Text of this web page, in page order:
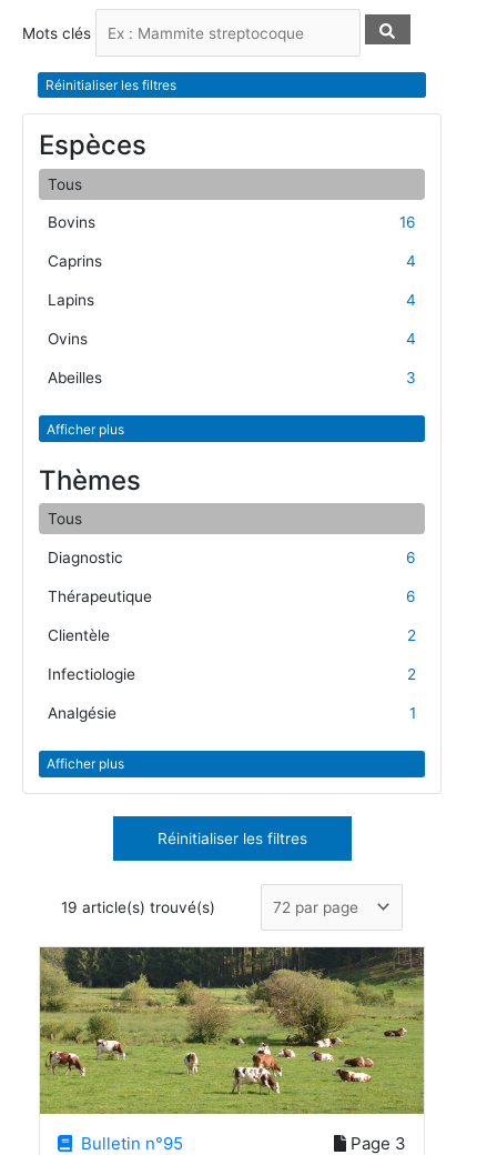
Mots clés
Réinitialiser les filtres
Espèces
Tous
Bovins 16
Caprins 4
Lapins 4
Ovins 4
Abeilles 3
Afficher plus
Thèmes
Tous
Diagnostic 6
Thérapeutique 6
Clientèle 2
Infectiologie 2
Analgésie 1
Afficher plus
Réinitialiser les filtres
19 article(s) trouvé(s)
Bulletin n°95 Page 3